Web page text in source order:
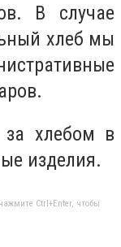
В случае
хлеб мы
за хлебом в
изделия.
Ctrl+Enter, чтобы